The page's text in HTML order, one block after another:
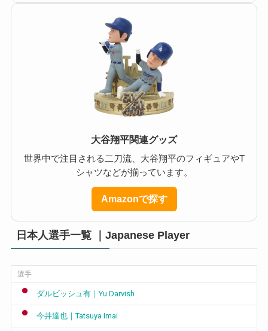
大谷翔平関連グッズ
世界中で注目される二刀流、大谷翔平のフィギュアやT
シャツなどが揃っています。
Amazonで探す
日本人選手一覧 ｜Japanese Player
選手
ダルビッシュ有｜Yu Darvish
今井達也｜Tatsuya Imai